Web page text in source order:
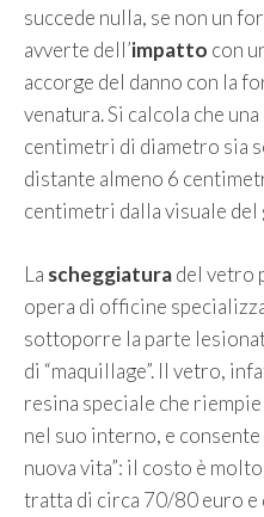
succede nulla, se non un
avverte dell’impatto con
accorge del danno con la
venatura. Si calcola che
centimetri di diametro sia
distante almeno 6
centimetri dalla visuale del
La scheggiaturadel vetro
opera di officine
sottoporre la parte
di “maquillage”. Il vetro,
resina speciale che
nel suo interno, e
nuova vita”: il costo è
tratta di circa 70/80 euro e